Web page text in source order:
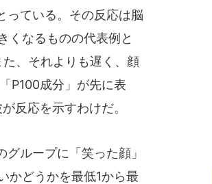
っている。その反応は脳
くなるものの代表例と
、それよりも遅く、顔
P100成分」が先に表
反応を示すわけだ。
ループに「笑った顔」
かどうかを最低1から最